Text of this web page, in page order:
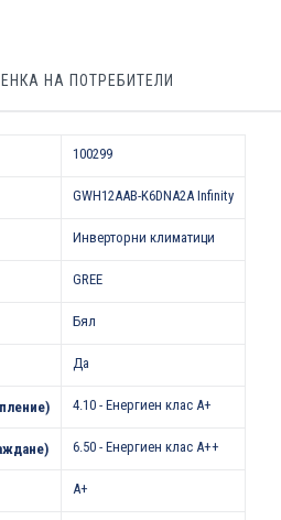
НА ПОТРЕБИТЕЛИ
100299
GWH12AAB-K6DNA2A Infinity
Инверторни климатици
GREE
Бял
Да
4.10 - Енергиен клас A+
6.50 - Енергиен клас A++
A+